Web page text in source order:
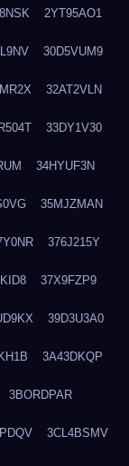
2YT95AO1
30D5VUM9
32AT2VLN
33DY1V30
34HYUF3N
35MJZMAN
376J215Y
37X9FZP9
39D3U3A0
3A43DKQP
3BORDPAR
3CL4BSMV